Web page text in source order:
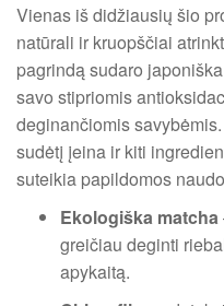
Vienas iš didžiausių šio
natūrali ir kruopščiai
pagrindą sudaro
savo stipriomis
deginančiomis
sudėtį įeina ir kiti
suteikia papildomos
Ekologiška matcha
greičiau deginti
apykaitą.